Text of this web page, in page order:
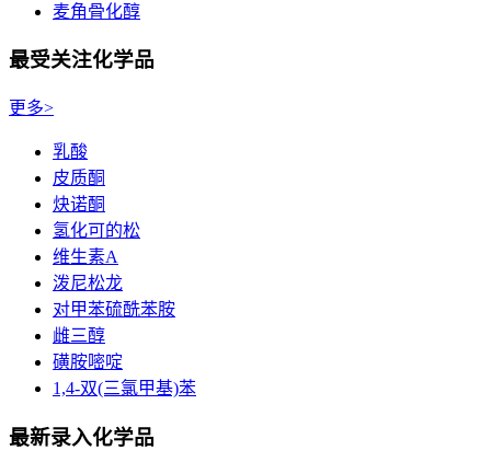
麦角骨化醇
最受关注化学品
更多>
乳酸
皮质酮
炔诺酮
氢化可的松
维生素A
泼尼松龙
对甲苯硫酰苯胺
雌三醇
磺胺嘧啶
1,4-双(三氯甲基)苯
最新录入化学品